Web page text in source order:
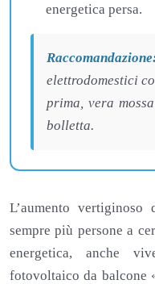
energetica persa.
elettrodomestici
prima, vera
bolletta.
L’aumento vertiginoso
sempre più persone a
energetica, anche
fotovoltaico da balcone